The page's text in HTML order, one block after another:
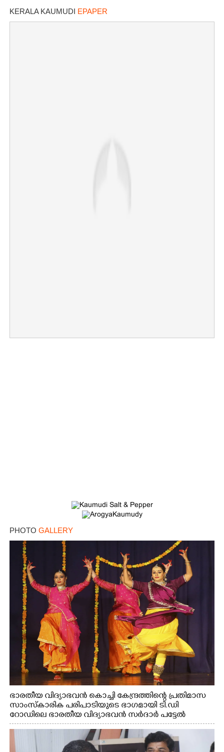
KERALA KAUMUDI EPAPER
PHOTO GALLERY
ഭാരതീയ വിദ്യാഭവൻ കൊച്ചി കേന്ദ്രത്തിന്റെ പ്രതിമാസ
സാംസ്കാരിക പരിപാടിയുടെ ഭാഗമായി ടി.ഡി
റോഡിലെ ഭാരതീയ വിദ്യാഭവൻ സർദാർ പട്ടേൽ
സഭാഗൃഹത്തിൽ എം. അക്ഷതയുടെ നേതൃത്വത്തിൽ
അവതരിപ്പിച്ച ലയ നമൻ കഥക് നൃത്തത്തിൽ നിന്ന്